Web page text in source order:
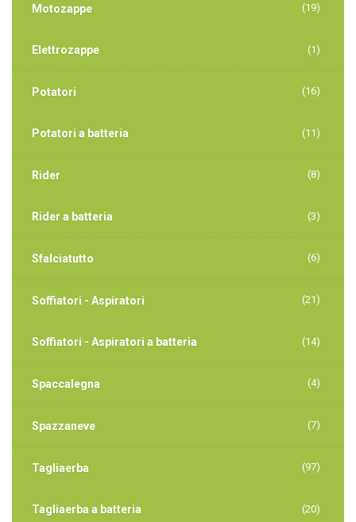
Motozappe (19)
Elettrozappe (1)
Potatori (16)
Potatori a batteria (11)
Rider (8)
Rider a batteria (3)
Sfalciatutto (6)
Soffiatori - Aspiratori (21)
Soffiatori - Aspiratori a batteria (14)
Spaccalegna (4)
Spazzaneve (7)
Tagliaerba (97)
Tagliaerba a batteria (20)